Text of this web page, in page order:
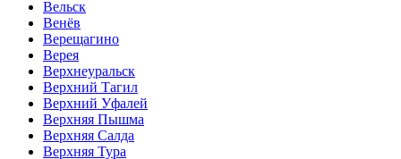
Вельск
Венёв
Верещагино
Верея
Верхнеуральск
Верхний Тагил
Верхний Уфалей
Верхняя Пышма
Верхняя Салда
Верхняя Тура